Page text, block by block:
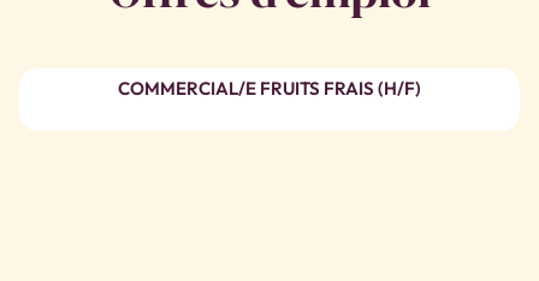
COMMERCIAL/E FRUITS FRAIS (H/F)